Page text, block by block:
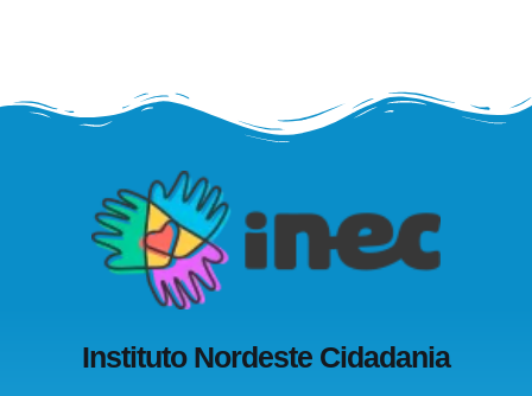
Instituto Nordeste Cidadania